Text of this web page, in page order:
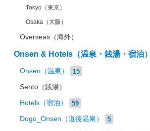
Tokyo（東京）
Osaka（大阪）
Overseas（海外）
Onsen & Hotels（温泉・銭湯・宿泊）
Onsen（温泉） 15
Sento（銭湯）
Hotels（宿泊） 59
Dogo_Onsen（道後温泉） 5